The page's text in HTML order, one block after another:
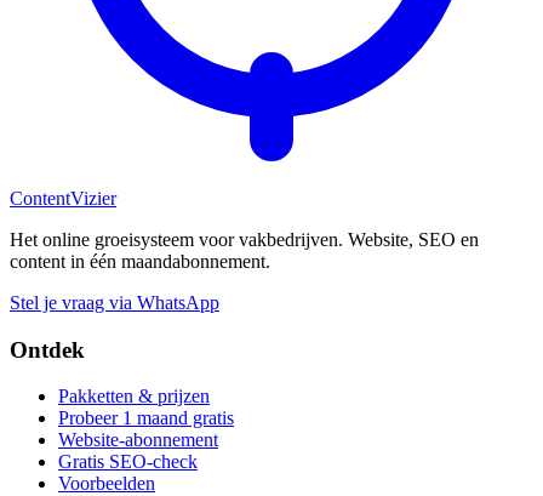
ContentVizier
Het online groeisysteem voor vakbedrijven. Website, SEO en
content in één maandabonnement.
Stel je vraag via WhatsApp
Ontdek
Pakketten & prijzen
Probeer 1 maand gratis
Website-abonnement
Gratis SEO-check
Voorbeelden